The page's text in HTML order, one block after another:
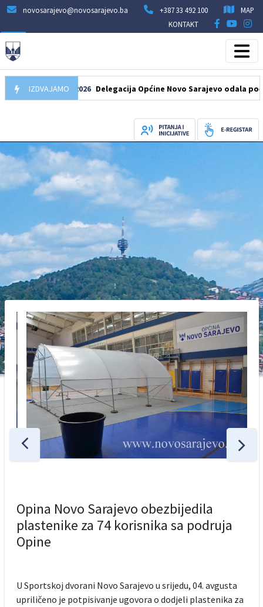
novosarajevo@novosarajevo.ba +387 33 492 100
MAP
KONTAKT
IZDVAJAMO
07.08.2026 Delegacija Općine Novo Sarajevo odala počast
Opina Novo Sarajevo obezbijedila
plastenike za 74 korisnika sa podruja
Opine
U Sportskoj dvorani Novo Sarajevo u srijedu, 04. avgusta
upriličeno je potpisivanje ugovora o dodjeli plastenika za